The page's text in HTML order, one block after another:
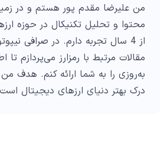
من علیرضا مقدم پور هستم و در
محتوا و تحلیل تکنیکال در حوزه
از 4 سال تجربه دارم. در صرافی
مقالات مرتبط با رمزارز می‌پردازم تا
به‌روزی را به شما ارائه کنم. هدف
درک بهتر دنیای ارزهای دیجیتال